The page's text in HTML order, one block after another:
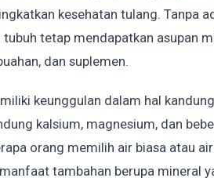
kesehatan tulang. Tanpa
tetap mendapatkan asupan
dan suplemen.
keunggulan dalam hal
kalsium, magnesium, dan
orang memilih air biasa atau
tambahan berupa mineral